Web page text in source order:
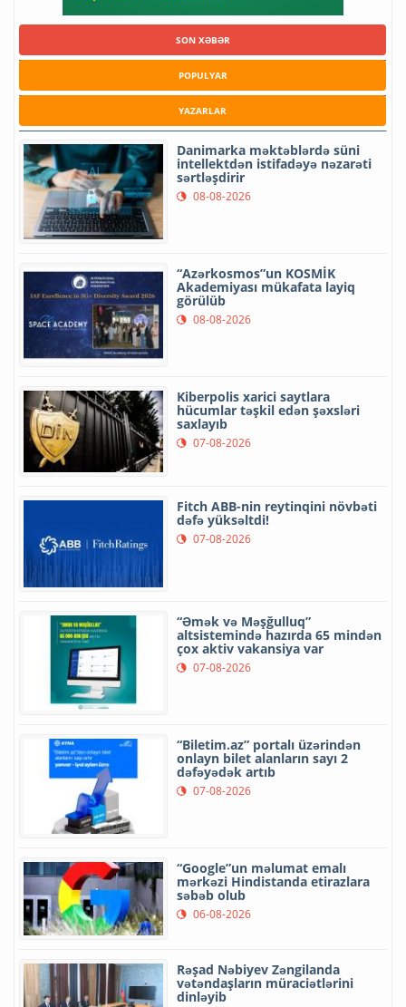
SON XƏBƏR
POPULYAR
YAZARLAR
Danimarka məktəblərdə süni
intellektdən istifadəyə nəzarəti
sərtləşdirir
08-08-2026
“Azərkosmos”un KOSMİK
Akademiyası mükafata layiq
görülüb
08-08-2026
Kiberpolis xarici saytlara
hücumlar təşkil edən şəxsləri
saxlayıb
07-08-2026
Fitch ABB-nin reytinqini növbəti
dəfə yüksəltdi!
07-08-2026
“Əmək və Məşğulluq”
altsistemində hazırda 65 mindən
çox aktiv vakansiya var
07-08-2026
“Biletim.az” portalı üzərindən
onlayn bilet alanların sayı 2
dəfəyədək artıb
07-08-2026
“Google”un məlumat emalı
mərkəzi Hindistanda etirazlara
səbəb olub
06-08-2026
Rəşad Nəbiyev Zəngilanda
vətəndaşların müraciətlərini
dinləyib